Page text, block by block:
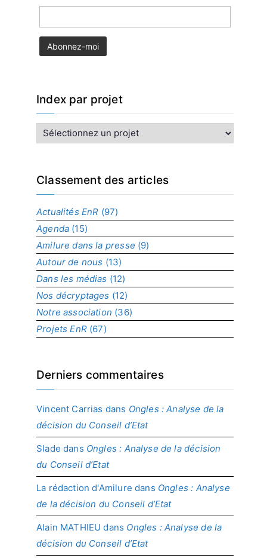
Index par projet
n
x
r
p
r
o
j
e
t
Classement des articles
Actualités EnR (97)
Agenda (15)
Amilure dans la presse (9)
Autour de nous (13)
Dans les médias (12)
Nos décryptages (12)
Notre association (36)
Projets EnR(67)
Derniers commentaires
Vincent Carrias dans Ongles : Analyse de la
décision du Conseil d’Etat
Slade dans Ongles : Analyse de la décision
du Conseil d’Etat
La rédaction d'Amilure dans Ongles : Analyse
de la décision du Conseil d’Etat
Alain MATHIEU dans Ongles : Analyse de la
décision du Conseil d’Etat